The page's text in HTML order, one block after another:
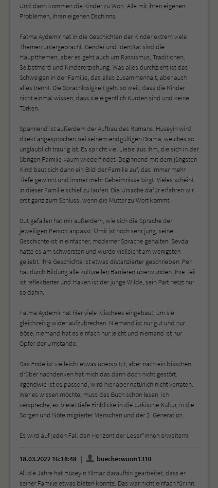
Und dann kommen die Kinder zu Wort. Alle mit ihren eigenen
Problemen, ihren eigenen Dschinns.
Fatma Aydemir hat in die Geschichten der Kinder extrem viele
Themen untergebracht. Gender und Identität sind die
Hauptthemen, aber es geht auch um Rassismus, Traditionen,
Selbstmord und Kindererziehung. Was alles durchzieht ist das
Schweigen in der Familie, das alles zusammenhält, aber auch
alles trennt. Die Sprachlosigkeit geht so weit, dass die Kinder
nicht einmal wissen, dass sie eigentlich Kurden sind und keine
Türken.
Spannend ist außerdem der Aufbau des Romans. Hüseyin wird
direkt angesprochen bei seinem endgültigen Drama, welches so
unglaublich traurig ist. Es spricht viel Liebe aus ihm, die sich in der
übrigen Familie kaum wiederfindet. Beginnend mit dem jüngsten
Kind baut sich dann ein Bild der Familie auf, das immer mehr
Tiefe gewinnt und immer mehr Geheimnisse birgt. Vieles scheint
in dieser Familie schief zu laufen. Die Ursache dafür erfahren wir
erst ganz zum Schluss, wenn die Mutter zu Wort kommt.
Gut gefallen hat mir außerdem, wie sich die Sprache der
jeweiligen Person anpasst. Ümit ist noch sehr jung, seine
Geschichte ist in einfacher, moderner Sprache gehalten. Sevda
hatte es am schwersten und wurde vielleicht am wenigsten
geliebt. Ihre Geschichte ist etwas distanzierter geschrieben. Peri
hat durch Bildung alle kulturellen Barrieren überwunden. Ihre Teil
ist reflektierter und Haken ist der junge Wilde, sein Part hetzt nur
so dahin.
Fatma Aydemir hat hier viele Klischees eingebaut, um sie
gleichzeitig wider aufzubrechen. Niemand ist nur gut und nur
böse, niemand hat es einfach nur leicht und niemand ist nur
Opfer der Umstände.
Das Ende ist vielleicht etwas überspitzt, aber nach ein bisschen
drüber nachdenken hat mich das dann doch nicht gestört.
Irgendwie ist es passend, wird hier aber natürlich nicht verraten.
Wer es wissen möchte, muss das Buch schon lesen. Ich
verspreche, es bietet tiefe Einblicke in die türkische Kultur, in die
Sorgen und Nöte migrierter Menschen und der 2. Generation.
Es wird auf jeden Fall den Horizont der Leser*innen erweitern!
18.03.2022 16:18:48
buecherwurm1310
All die Jahre hat Hüseyin Yilmaz daraufhin gearbeitet, dass er
seiner Familie etwas bieten konnte. Das war nicht einfach für ihn,